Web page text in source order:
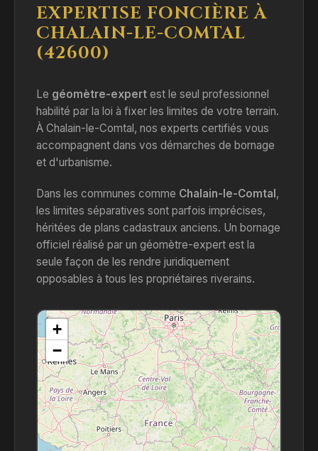
EXPERTISE FONCIÈRE À
CHALAIN-LE-COMTAL
(42600)
Le géomètre-expert est le seul professionnel
habilité par la loi à fixer les limites de votre terrain.
À Chalain-le-Comtal, nos experts certifiés vous
accompagnent dans vos démarches de bornage
et d'urbanisme.
Dans les communes comme Chalain-le-Comtal,
les limites séparatives sont parfois imprécises,
héritées de plans cadastraux anciens. Un bornage
officiel réalisé par un géomètre-expert est la
seule façon de les rendre juridiquement
opposables à tous les propriétaires riverains.
+
−